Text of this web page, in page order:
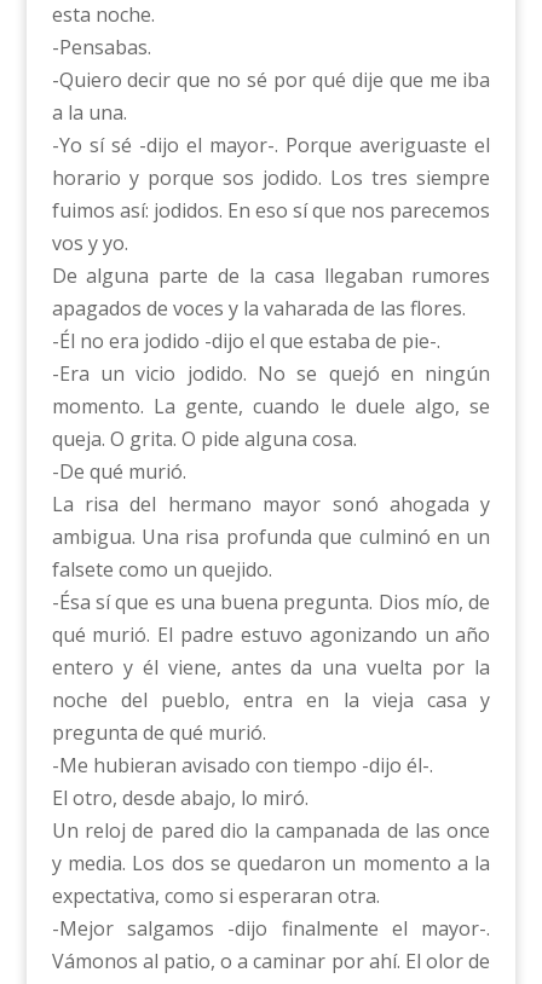
esta noche.
-Pensabas.
-Quiero decir que no sé por qué dije que me iba
a la una.
-Yo sí sé -dijo el mayor-. Porque averiguaste el
horario y porque sos jodido. Los tres siempre
fuimos así: jodidos. En eso sí que nos parecemos
vos y yo.
De alguna parte de la casa llegaban rumores
apagados de voces y la vaharada de las flores.
-Él no era jodido -dijo el que estaba de pie-.
-Era un vicio jodido. No se quejó en ningún
momento. La gente, cuando le duele algo, se
queja. O grita. O pide alguna cosa.
-De qué murió.
La risa del hermano mayor sonó ahogada y
ambigua. Una risa profunda que culminó en un
falsete como un quejido.
-Ésa sí que es una buena pregunta. Dios mío, de
qué murió. El padre estuvo agonizando un año
entero y él viene, antes da una vuelta por la
noche del pueblo, entra en la vieja casa y
pregunta de qué murió.
-Me hubieran avisado con tiempo -dijo él-.
El otro, desde abajo, lo miró.
Un reloj de pared dio la campanada de las once
y media. Los dos se quedaron un momento a la
expectativa, como si esperaran otra.
-Mejor salgamos -dijo finalmente el mayor-.
Vámonos al patio, o a caminar por ahí. El olor de